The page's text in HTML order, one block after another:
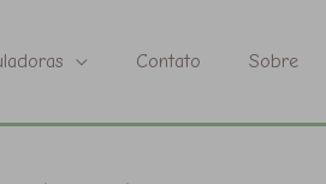
Contato Sobre